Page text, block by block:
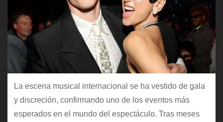
La escena musical internacional se ha vestido de gala
y discreción, confirmando uno de los eventos más
esperados en el mundo del espectáculo. Tras meses